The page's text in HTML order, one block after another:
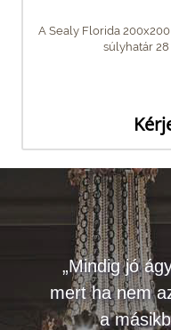
A Sealy Florida
súlyhatár 28
„Mindig jó
mert ha nem
a